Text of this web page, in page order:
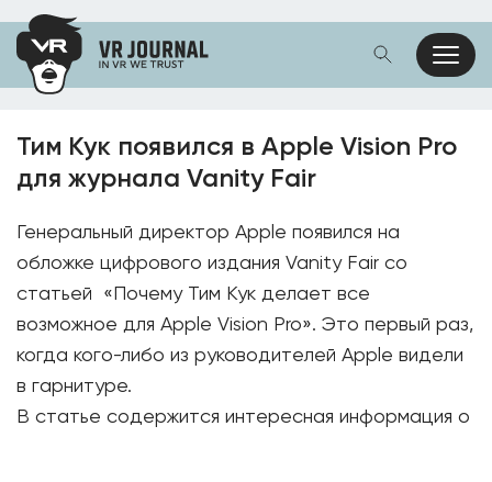
Тим Кук появился в Apple Vision Pro
для журнала Vanity Fair
Генеральный директор Apple появился на
обложке цифрового издания Vanity Fair со
статьей «Почему Тим Кук делает все
возможное для Apple Vision Pro». Это первый раз,
когда кого-либо из руководителей Apple видели
в гарнитуре.
В статье содержится интересная информация о